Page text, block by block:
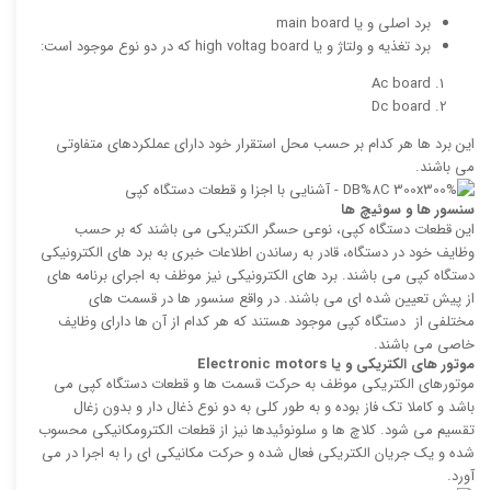
برد اصلی و یا main board
برد تغذیه و ولتاژ و یا high voltag board که در دو نوع موجود است:
Ac board
Dc board
این برد ها هر کدام بر حسب محل استقرار خود دارای عملکردهای متفاوتی
می باشند.
سنسور ها و سوئیچ ها
این قطعات دستگاه کپی، نوعی حسگر الکتریکی می باشند که بر حسب
وظایف خود در دستگاه، قادر به رساندن اطلاعات خبری به برد های الکترونیکی
دستگاه کپی می باشند. برد های الکترونیکی نیز موظف به اجرای برنامه های
از پیش تعیین شده ای می باشند. در واقع سنسور ها در قسمت های
مختلفی از دستگاه کپی موجود هستند که هر کدام از آن ها دارای وظایف
خاصی می باشند.
موتور های الکتریکی و یا Electronic motors
موتورهای الکتریکی موظف به حرکت قسمت ها و قطعات دستگاه کپی می
باشد و کاملا تک فاز بوده و به طور کلی به دو نوع ذغال دار و بدون زغال
تقسیم می شود. کلاچ ها و سلونوئیدها نیز از قطعات الکترومکانیکی محسوب
شده و یک جریان الکتریکی فعال شده و حرکت مکانیکی ای را به اجرا در می
آورد.